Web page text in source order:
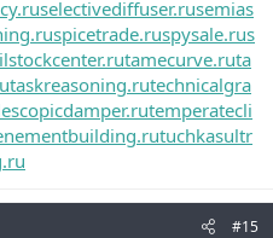
selectivediffuser.rusemias
spicetrade.ruspysale.rus
tamecurve.ruta
taskreasoning.rutechnicalgra
temperatecli
tuchkasultr
#15